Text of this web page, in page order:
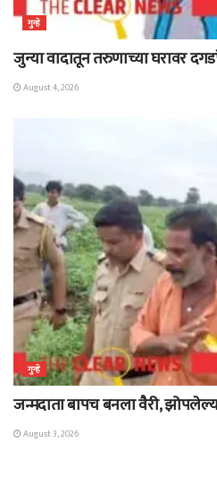
गुन्हे
जुन्या वादातून तरुणाच्या घरावर
August 4, 2026
गुन्हे
जन्मदाता बापच बनला वैरी,
August 3, 2026